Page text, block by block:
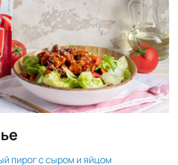
пирог с сыром и яйцом